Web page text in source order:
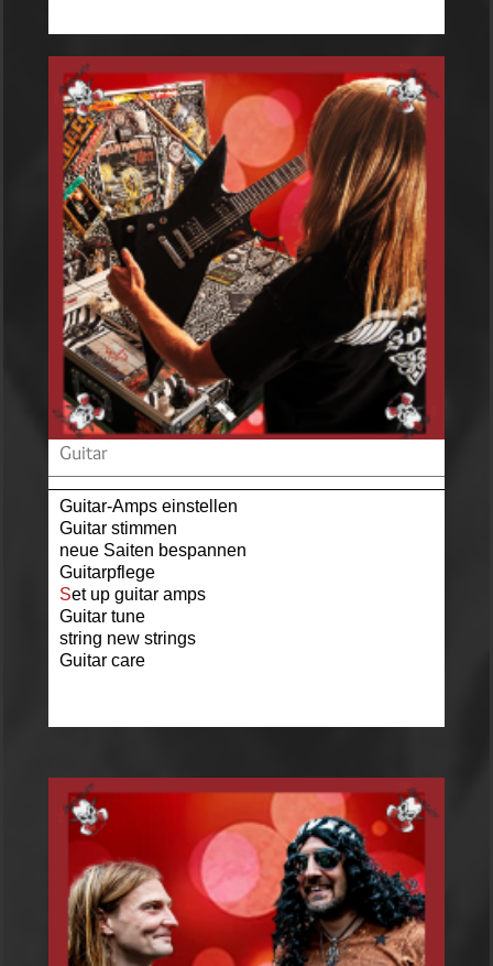
Guitar
Guitar-Amps einstellen
Guitar stimmen
neue Saiten bespannen
Guitarpflege
Set up guitar amps
Guitar tune
string new strings
Guitar care